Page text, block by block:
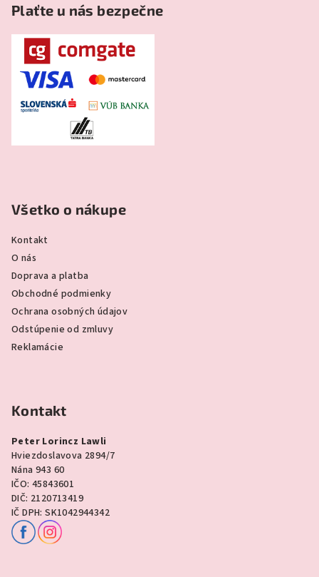
Plaťte u nás bezpečne
Všetko o nákupe
Kontakt
O nás
Doprava a platba
Obchodné podmienky
Ochrana osobných údajov
Odstúpenie od zmluvy
Reklamácie
Kontakt
Peter Lorincz Lawli
Hviezdoslavova 2894/7
Nána 943 60
IČO: 45843601
DIČ: 2120713419
IČ DPH: SK1042944342